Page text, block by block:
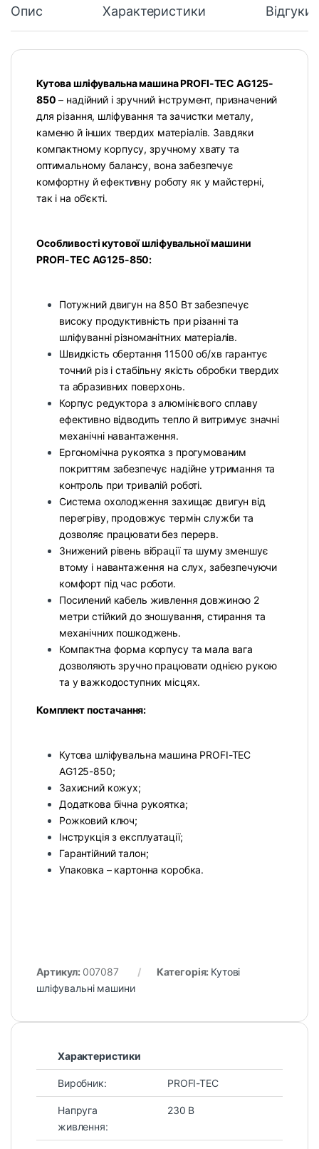
Опис Характеристики Відгуки
Кутова шліфувальна машина PROFI-TEC AG125-
850 – надійний і зручний інструмент, призначений
для різання, шліфування та зачистки металу,
каменю й інших твердих матеріалів. Завдяки
компактному корпусу, зручному хвату та
оптимальному балансу, вона забезпечує
комфортну й ефективну роботу як у майстерні,
так і на об’єкті.
Особливості кутової шліфувальної машини
PROFI-TEC AG125-850:
Потужний двигун на 850 Вт забезпечує
високу продуктивність при різанні та
шліфуванні різноманітних матеріалів.
Швидкість обертання 11500 об/хв гарантує
точний різ і стабільну якість обробки твердих
та абразивних поверхонь.
Корпус редуктора з алюмінієвого сплаву
ефективно відводить тепло й витримує значні
механічні навантаження.
Ергономічна рукоятка з прогумованим
покриттям забезпечує надійне утримання та
контроль при тривалій роботі.
Система охолодження захищає двигун від
перегріву, продовжує термін служби та
дозволяє працювати без перерв.
Знижений рівень вібрації та шуму зменшує
втому і навантаження на слух, забезпечуючи
комфорт під час роботи.
Посилений кабель живлення довжиною 2
метри стійкий до зношування, стирання та
механічних пошкоджень.
Компактна форма корпусу та мала вага
дозволяють зручно працювати однією рукою
та у важкодоступних місцях.
Комплект постачання:
Кутова шліфувальна машина PROFI-TEC
AG125-850;
Захисний кожух;
Додаткова бічна рукоятка;
Рожковий ключ;
Інструкція з експлуатації;
Гарантійний талон;
Упаковка – картонна коробка.
Артикул: 007087 Категорія: Кутові
шліфувальні машини
Характеристики
Виробник: PROFI-TEC
Напруга
живлення:
230 В